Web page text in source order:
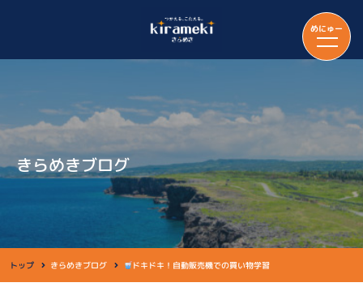
めにゅー
きらめきブログ
トップ きらめきブログ ドキドキ！自動販売機での買い物学習